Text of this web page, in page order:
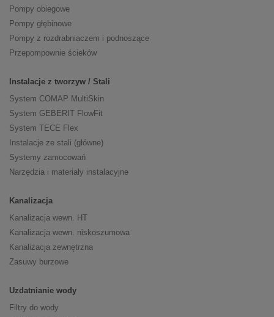
Pompy obiegowe
Pompy głębinowe
Pompy z rozdrabniaczem i podnoszące
Przepompownie ścieków
Instalacje z tworzyw / Stali
System COMAP MultiSkin
System GEBERIT FlowFit
System TECE Flex
Instalacje ze stali (główne)
Systemy zamocowań
Narzędzia i materiały instalacyjne
Kanalizacja
Kanalizacja wewn. HT
Kanalizacja wewn. niskoszumowa
Kanalizacja zewnętrzna
Zasuwy burzowe
Uzdatnianie wody
Filtry do wody